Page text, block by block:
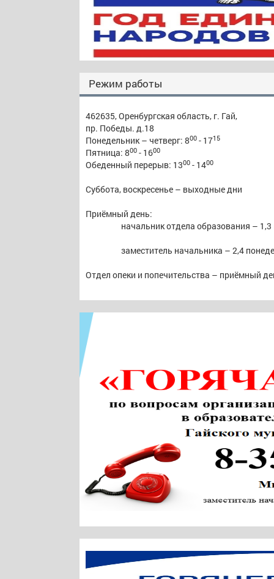
Режим работы
462635, Оренбургская область, г. Гай,
пр. Победы. д.18
Понедельник – четверг: 800 - 1715
Пятница: 800 - 1600
Обеденный перерыв: 1300 - 1400
Суббота, воскресенье – выходные дни
Приёмный день:
начальник отдела образования –
заместитель начальника – 2,4
Отдел опеки и попечительства – приёмный